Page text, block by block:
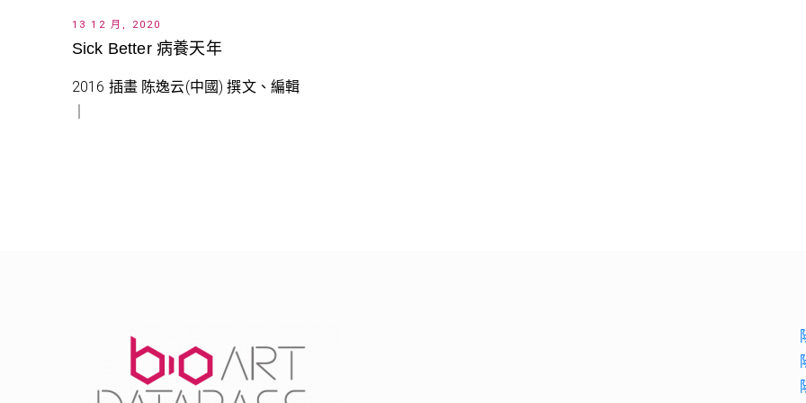
13 12 月, 2020
Sick Better 病養天年
2016 插畫 陈逸云(中國) 撰文、編輯